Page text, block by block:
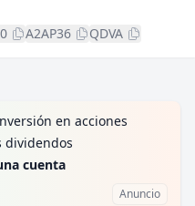
A2AP36 QDVA
en acciones
dividendos
cuenta
Anuncio